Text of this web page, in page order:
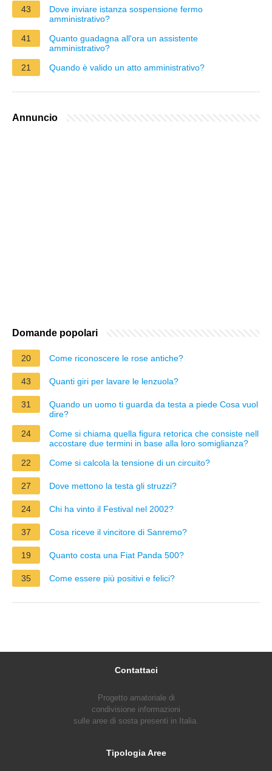
43
Dove inviare istanza sospensione fermo
amministrativo?
41
Quanto guadagna all'ora un assistente
amministrativo?
21
Quando è valido un atto amministrativo?
Annuncio
Domande popolari
20 Come riconoscere le rose antiche?
43 Quanti giri per lavare le lenzuola?
31
Quando un uomo ti guarda da testa a piede Cosa vuol
dire?
24
Come si chiama quella figura retorica che consiste nell
accostare due termini in base alla loro somiglianza?
22
Come si calcola la tensione di un circuito?
27 Dove mettono la testa gli struzzi?
24 Chi ha vinto il Festival nel 2002?
37 Cosa riceve il vincitore di Sanremo?
19 Quanto costa una Fiat Panda 500?
35 Come essere più positivi e felici?
Contattaci
Progetto amatoriale di
condivisione informazioni
sulle aree di sosta presenti in Italia.
Tipologia Aree